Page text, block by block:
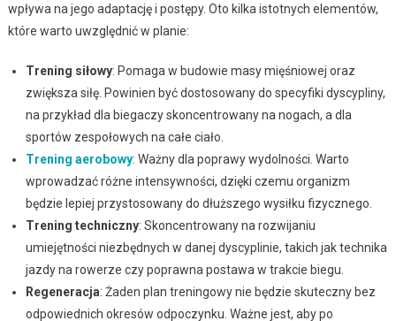
wpływa na jego adaptację i postępy. Oto kilka istotnych elementów,
które warto uwzględnić w planie:
Trening siłowy: Pomaga w budowie masy mięśniowej oraz
zwiększa siłę. Powinien być dostosowany do specyfiki dyscypliny,
na przykład dla biegaczy skoncentrowany na nogach, a dla
sportów zespołowych na całe ciało.
Trening aerobowy: Ważny dla poprawy wydolności. Warto
wprowadzać różne intensywności, dzięki czemu organizm
będzie lepiej przystosowany do dłuższego wysiłku fizycznego.
Trening techniczny: Skoncentrowany na rozwijaniu
umiejętności niezbędnych w danej dyscyplinie, takich jak technika
jazdy na rowerze czy poprawna postawa w trakcie biegu.
Regeneracja: Żaden plan treningowy nie będzie skuteczny bez
odpowiednich okresów odpoczynku. Ważne jest, aby po